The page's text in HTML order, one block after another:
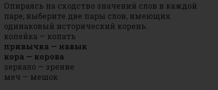
Опираясь на сходство значений слов в каждой
паре, выберите две пары слов, имеющих
одинаковый исторический корень.
копейка — копать
привычка — навык
кора — корова
зеркало — зрение
меч — мешок